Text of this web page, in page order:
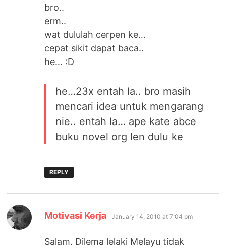
bro..
erm..
wat dululah cerpen ke…
cepat sikit dapat baca..
he… :D
he…23x entah la.. bro masih
mencari idea untuk mengarang
nie.. entah la… ape kate abce
buku novel org len dulu ke
REPLY
Motivasi Kerja says:
January 14, 2010 at 7:04 pm
Salam. Dilema lelaki Melayu tidak